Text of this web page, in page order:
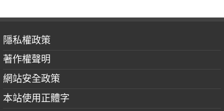
隱私權政策
著作權聲明
網站安全政策
本站使用正體字